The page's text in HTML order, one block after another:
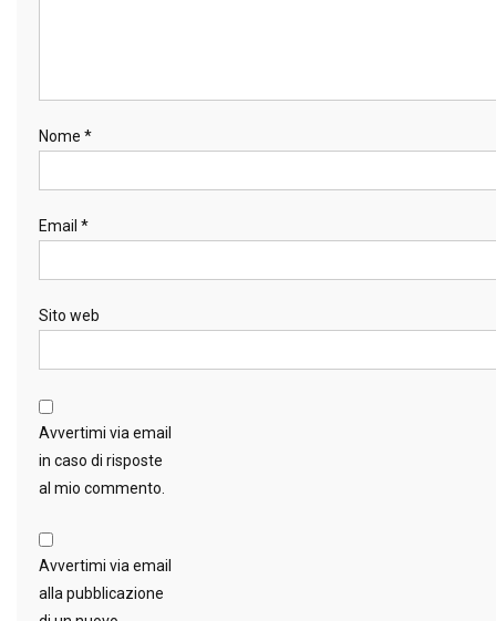
Nome *
Email *
Sito web
Avvertimi via email
in caso di risposte
al mio commento.
Avvertimi via email
alla pubblicazione